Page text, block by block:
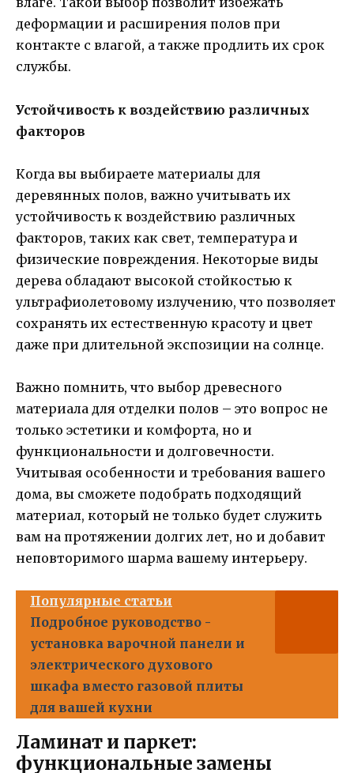
деформации и расширения полов при
контакте с влагой, а также продлить их срок
службы.
Устойчивость к воздействию различных
факторов
Когда вы выбираете материалы для
деревянных полов, важно учитывать их
устойчивость к воздействию различных
факторов, таких как свет, температура и
физические повреждения. Некоторые виды
дерева обладают высокой стойкостью к
ультрафиолетовому излучению, что позволяет
сохранять их естественную красоту и цвет
даже при длительной экспозиции на солнце.
Важно помнить, что выбор древесного
материала для отделки полов – это вопрос не
только эстетики и комфорта, но и
функциональности и долговечности.
Учитывая особенности и требования вашего
дома, вы сможете подобрать подходящий
материал, который не только будет служить
вам на протяжении долгих лет, но и добавит
неповторимого шарма вашему интерьеру.
Популярные статьи
Подробное руководство -
установка варочной панели и
электрического духового
шкафа вместо газовой плиты
для вашей кухни
Ламинат и паркет:
функциональные замены